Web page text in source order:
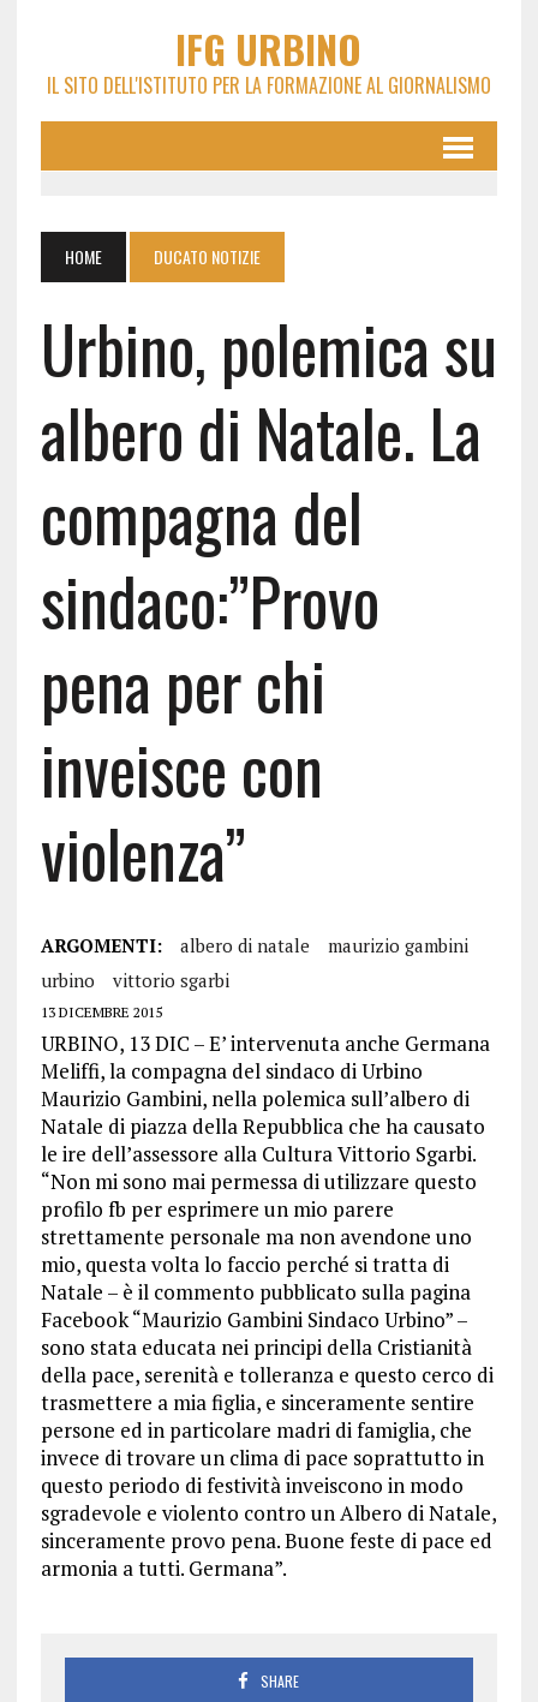
IFG URBINO
IL SITO DELL'ISTITUTO PER LA FORMAZIONE AL GIORNALISMO
HOME DUCATO NOTIZIE
Urbino, polemica su
albero di Natale. La
compagna del
sindaco:”Provo
pena per chi
inveisce con
violenza”
ARGOMENTI: albero di natale
maurizio gambini
urbino
vittorio sgarbi
13 DICEMBRE 2015
URBINO, 13 DIC – E’ intervenuta anche Germana
Meliffi, la compagna del sindaco di Urbino
Maurizio Gambini, nella polemica sull’albero di
Natale di piazza della Repubblica che ha causato
le ire dell’assessore alla Cultura Vittorio Sgarbi.
“Non mi sono mai permessa di utilizzare questo
profilo fb per esprimere un mio parere
strettamente personale ma non avendone uno
mio, questa volta lo faccio perché si tratta di
Natale – è il commento pubblicato sulla pagina
Facebook “Maurizio Gambini Sindaco Urbino” –
sono stata educata nei principi della Cristianità
della pace, serenità e tolleranza e questo cerco di
trasmettere a mia figlia, e sinceramente sentire
persone ed in particolare madri di famiglia, che
invece di trovare un clima di pace soprattutto in
questo periodo di festività inveiscono in modo
sgradevole e violento contro un Albero di Natale,
sinceramente provo pena. Buone feste di pace ed
armonia a tutti. Germana”.
SHARE